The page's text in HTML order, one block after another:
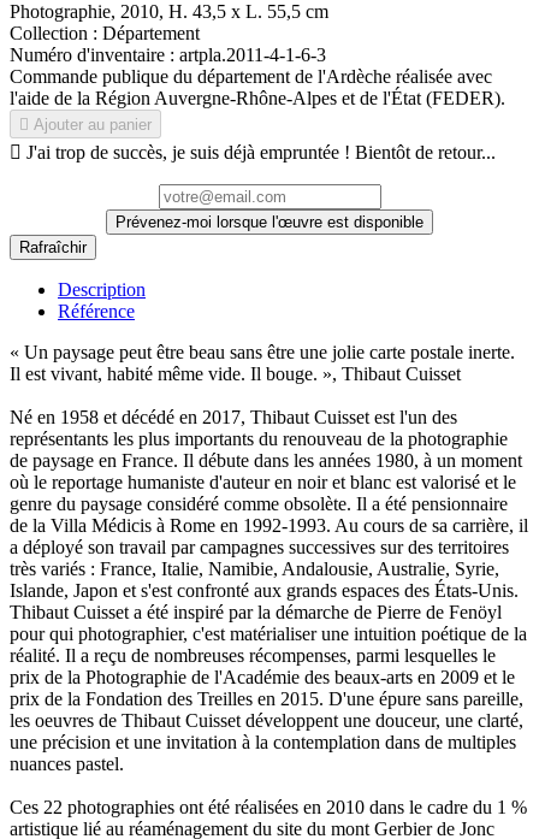
Photographie, 2010, H. 43,5 x L. 55,5 cm
Collection : Département
Numéro d'inventaire : artpla.2011-4-1-6-3
Commande publique du département de l'Ardèche réalisée avec
l'aide de la Région Auvergne-Rhône-Alpes et de l'État (FEDER).
 Ajouter au panier
 J'ai trop de succès, je suis déjà empruntée ! Bientôt de retour...
Prévenez-moi lorsque l'œuvre est disponible
Description
Référence
« Un paysage peut être beau sans être une jolie carte postale inerte.
Il est vivant, habité même vide. Il bouge. », Thibaut Cuisset
Né en 1958 et décédé en 2017, Thibaut Cuisset est l'un des
représentants les plus importants du renouveau de la photographie
de paysage en France. Il débute dans les années 1980, à un moment
où le reportage humaniste d'auteur en noir et blanc est valorisé et le
genre du paysage considéré comme obsolète. Il a été pensionnaire
de la Villa Médicis à Rome en 1992-1993. Au cours de sa carrière, il
a déployé son travail par campagnes successives sur des territoires
très variés : France, Italie, Namibie, Andalousie, Australie, Syrie,
Islande, Japon et s'est confronté aux grands espaces des États-Unis.
Thibaut Cuisset a été inspiré par la démarche de Pierre de Fenöyl
pour qui photographier, c'est matérialiser une intuition poétique de la
réalité. Il a reçu de nombreuses récompenses, parmi lesquelles le
prix de la Photographie de l'Académie des beaux-arts en 2009 et le
prix de la Fondation des Treilles en 2015. D'une épure sans pareille,
les oeuvres de Thibaut Cuisset développent une douceur, une clarté,
une précision et une invitation à la contemplation dans de multiples
nuances pastel.
Ces 22 photographies ont été réalisées en 2010 dans le cadre du 1 %
artistique lié au réaménagement du site du mont Gerbier de Jonc